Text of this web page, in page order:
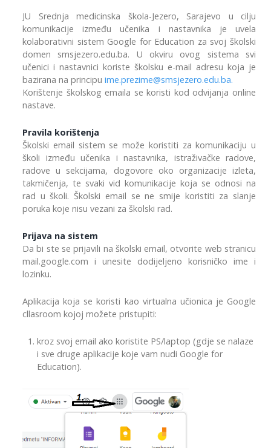
JU Srednja medicinska škola-Jezero, Sarajevo u cilju
komunikacije između učenika i nastavnika je uvela
kolaborativni sistem Google for Education za svoj školski
domen smsjezero.edu.ba. U okviru ovog sistema svi
učenici i nastavnici koriste školsku e-mail adresu koja je
bazirana na principu ime.prezime@smsjezero.edu.ba.
Korištenje školskog emaila se koristi kod odvijanja online
nastave.
Pravila korištenja
Školski email sistem se može koristiti za komunikaciju u
školi između učenika i nastavnika, istraživačke radove,
radove u sekcijama, dogovore oko organizacije izleta,
takmičenja, te svaki vid komunikacije koja se odnosi na
rad u školi. Školski email se ne smije koristiti za slanje
poruka koje nisu vezani za školski rad.
Prijava na sistem
Da bi ste se prijavili na školski email, otvorite web stranicu
mail.google.com i unesite dodijeljeno korisničko ime i
lozinku.
Aplikacija koja se koristi kao virtualna učionica je Google
cllasroom kojoj možete pristupiti:
kroz svoj email ako koristite PS/laptop (gdje se nalaze
i sve druge aplikacije koje vam nudi Google for
Education).